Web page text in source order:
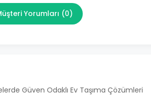
Yorumları (0)
Güven Odaklı Ev Taşıma Çözümleri